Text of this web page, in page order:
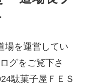
場を運営してい
グをご覧下さ
駄菓子屋ＦＥＳ